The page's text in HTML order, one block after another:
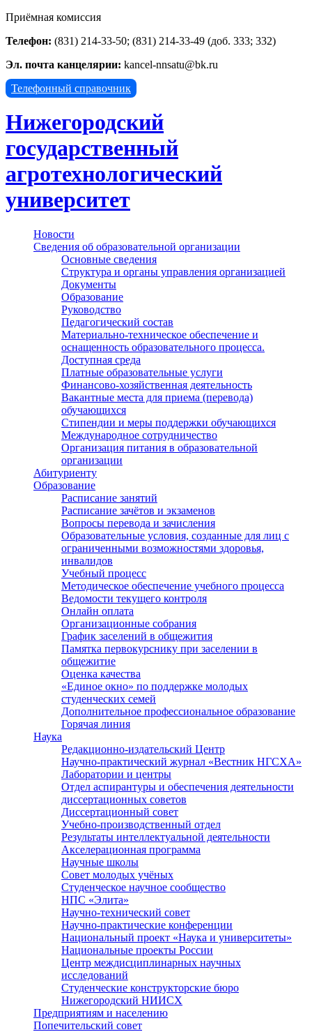
Приёмная комиссия
Телефон: (831) 214-33-50; (831) 214-33-49 (доб. 333; 332)
Эл. почта канцелярии: kancel-nnsatu@bk.ru
Телефонный справочник
Нижегородский
государственный
агротехнологический
университет
Новости
Сведения об образовательной организации
Основные сведения
Структура и органы управления организацией
Документы
Образование
Руководство
Педагогический состав
Материально-техническое обеспечение и
оснащенность образовательного процесса.
Доступная среда
Платные образовательные услуги
Финансово-хозяйственная деятельность
Вакантные места для приема (перевода)
обучающихся
Стипендии и меры поддержки обучающихся
Международное сотрудничество
Организация питания в образовательной
организации
Абитуриенту
Образование
Расписание занятий
Расписание зачётов и экзаменов
Вопросы перевода и зачисления
Образовательные условия, созданные для лиц с
ограниченными возможностями здоровья,
инвалидов
Учебный процесс
Методическое обеспечение учебного процесса
Ведомости текущего контроля
Онлайн оплата
Организационные собрания
График заселений в общежития
Памятка первокурснику при заселении в
общежитие
Оценка качества
«Единое окно» по поддержке молодых
студенческих семей
Дополнительное профессиональное образование
Горячая линия
Наука
Редакционно-издательский Центр
Научно-практический журнал «Вестник НГСХА»
Лаборатории и центры
Отдел аспирантуры и обеспечения деятельности
диссертационных советов
Диссертационный совет
Учебно-производственный отдел
Результаты интеллектуальной деятельности
Акселерационная программа
Научные школы
Совет молодых учёных
Студенческое научное сообщество
НПС «Элита»
Научно-технический совет
Научно-практические конференции
Национальный проект «Наука и университеты»
Национальные проекты России
Центр междисциплинарных научных
исследований
Студенческие конструкторские бюро
Нижегородский НИИСХ
Предприятиям и населению
Попечительский совет